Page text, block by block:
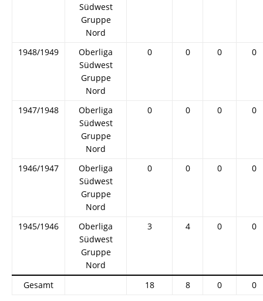
Südwest
Gruppe
Nord
1948/1949
Oberliga
Südwest
Gruppe
Nord
0 0 0 0
1947/1948
Oberliga
Südwest
Gruppe
Nord
0 0 0 0
1946/1947
Oberliga
Südwest
Gruppe
Nord
0 0 0 0
1945/1946
Oberliga
Südwest
Gruppe
Nord
3 4 0 0
Gesamt 18 8 0 0